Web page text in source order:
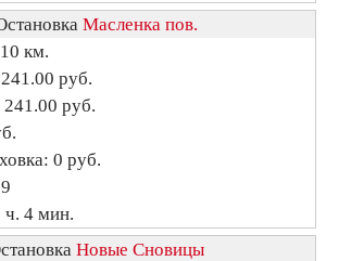
Масленка пов.
км.
руб.
руб.
0 руб.
ч. 4 мин.
Новые Сновицы